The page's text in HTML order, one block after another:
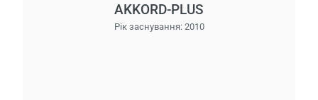
AKKORD-PLUS
Рік заснування: 2010